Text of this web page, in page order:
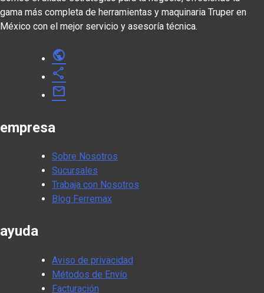
gama más completa de herramientas y maquinaria Truper en
México con el mejor servicio y asesoría técnica.
public
share
mail
empresa
Sobre Nosotros
Sucursales
Trabaja con Nosotros
Blog Ferremax
ayuda
Aviso de privacidad
Métodos de Envío
Facturación